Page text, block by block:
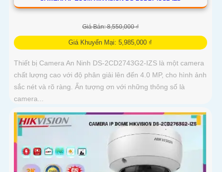
Giá Bán: 8,550,000 ₫
Giá Khuyến Mại: 5,985,000 ₫
Thiết bị Camera An Ninh DS-2CD2743G2-IZS là một camera
chất lượng cao với độ phân giải lên đến 4.0 MP, cho hình ảnh
sắc nét và rõ ràng. Ấn tượng ơn với những thông số là
camera...